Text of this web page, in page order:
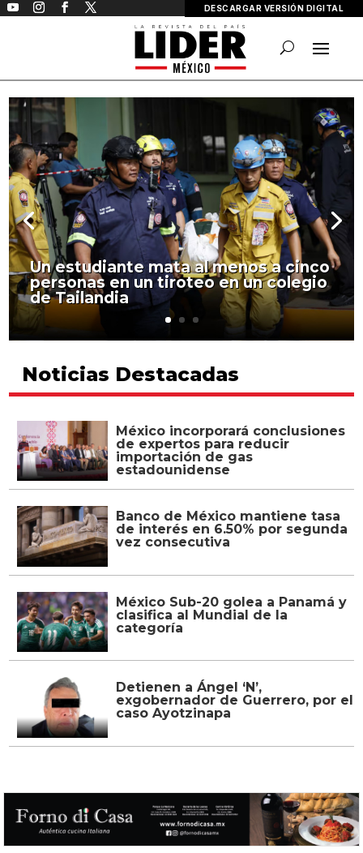
DESCARGAR VERSIÓN DIGITAL
México incorporará conclusiones de
expertos para reducir importación
de gas estadounidense
Noticias Destacadas
México incorporará conclusiones
de expertos para reducir
importación de gas
estadounidense
Banco de México mantiene tasa
de interés en 6.50% por segunda
vez consecutiva
México Sub-20 golea a Panamá y
clasifica al Mundial de la
categoría
Detienen a Ángel ‘N’,
exgobernador de Guerrero, por el
caso Ayotzinapa